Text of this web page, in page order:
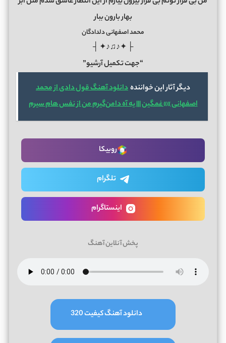
بهار بارون ببار
محمد اصفهانی دلدادگان
├ ✦♪♫♪✦ ┤
“جهت تکمیل آرشیو”
دیگر آثار این خوانندهدانلود آهنگ قول دادی از محمد
اصفهانی »» غمگین ||| یه آه دامن‌گیرم من از نفس‌ هام سیرم
روبیکا
تلگرام
اینستاگرام
پخش آنلاین آهنگ
دانلود آهنگ کیفیت 320